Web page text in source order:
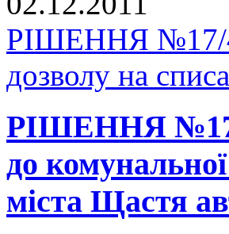
РІШЕННЯ №17/4
дозволу на
РІШЕННЯ №17/
до
міста Щастя